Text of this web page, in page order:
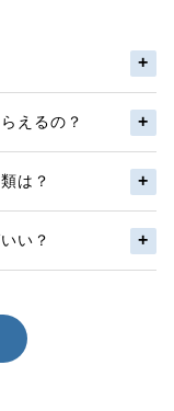
えるの？
は？
い？